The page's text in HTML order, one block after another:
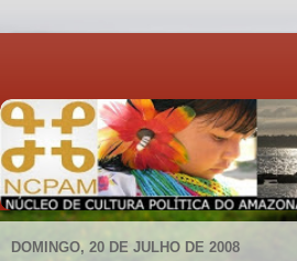
DOMINGO, 20 DE JULHO DE 2008